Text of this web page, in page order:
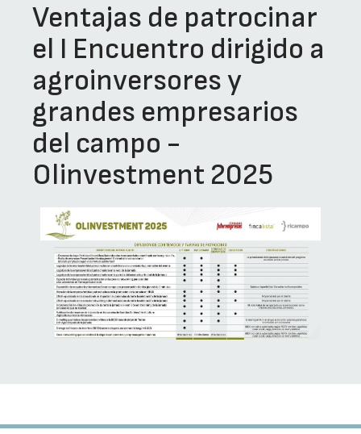
Ventajas de patrocinar
el I Encuentro dirigido a
agroinversores y
grandes empresarios
del campo -
Olinvestment 2025